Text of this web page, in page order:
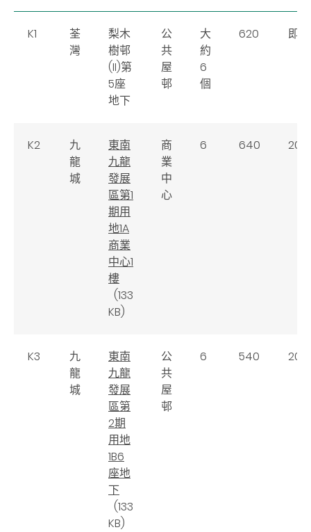
K1
荃
灣
梨木
樹邨
(II)第
5座
地下
公
共
屋
邨
大
約
6
個
620 即時
K2
九
龍
城
東南
九龍
發展
區第1
期用
地1A
商業
中心1
樓
(133
KB)
商
業
中
心
6 640
K3
九
龍
城
東南
九龍
發展
區第
2期
用地
1B6
座地
下
(133
KB)
公
共
屋
邨
6 540